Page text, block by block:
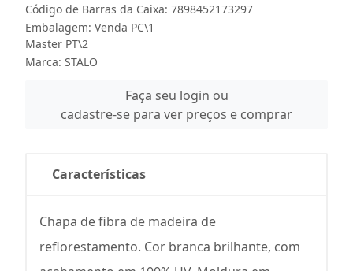
Código de Barras da Caixa: 7898452173297
Embalagem: Venda PC\1
Master PT\2
Marca: STALO
Faça seu login ou
cadastre-se para ver preços e comprar
Características
Chapa de fibra de madeira de
reflorestamento. Cor branca brilhante, com